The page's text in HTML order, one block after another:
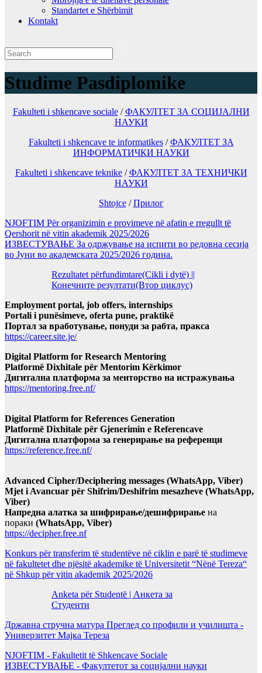
Standartet e Shërbimit
Kontakt
Studime Pasdiplomike
Fakulteti i shkencave sociale/ФАКУЛТЕТ ЗА СОЦИЈАЛНИ
НАУКИ
Fakulteti i shkencave te informatikes/ФАКУЛТЕТ ЗА
ИНФОРМАТИЧКИ НАУКИ
Fakulteti i shkencave teknike/ФАКУЛТЕТ ЗА ТЕХНИЧКИ
НАУКИ
Shtojce/Прилог
NJOFTIM Për organizimin e provimeve në afatin e rregullt të
Qershorit në vitin akademik 2025/2026
ИЗВЕСТУВАЊЕ За одржување на испити во редовна сесија
во Јуни во академската 2025/2026 година.
Rezultatet përfundimtare(Cikli i dytë) ||
Конечните резултати(Втор циклус)
Employment portal, job offers, internships
Portali i punësimeve, oferta pune, praktikë
Портал за вработување, понуди за рабта, пракса
https://career.site.je/
Digital Platform for Research Mentoring
Platformë Dixhitale për Mentorim Kërkimor
Дигитална платформа за менторство на истражувања
https://mentoring.free.nf/
Digital Platform for References Generation
Platformë Dixhitale për Gjenerimin e Referencave
Дигитална платформа за генерирање на референци
https://reference.free.nf/
Advanced Cipher/Deciphering messages (WhatsApp, Viber)
Mjet i Avancuar për Shifrim/Deshifrim mesazheve (WhatsApp,
Viber)
Напредна алатка за шифрирање/дешифрирање на
пораки (WhatsApp, Viber)
https://decipher.free.nf
Konkurs për transferim të studentëve në ciklin e parë të studimeve
në fakultetet dhe njësitë akademike të Universitetit “Nënë Tereza“
në Shkup për vitin akademik 2025/2026
Anketa për Studentë | Анкета за
Студенти
Државна стручна матура Преглед со профили и училишта -
Универзитет Мајка Тереза
NJOFTIM - Fakultetit të Shkencave Sociale
ИЗВЕСТУВАЊЕ - Факултетот за социјални науки